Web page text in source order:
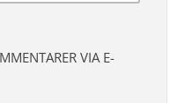
VIA E-